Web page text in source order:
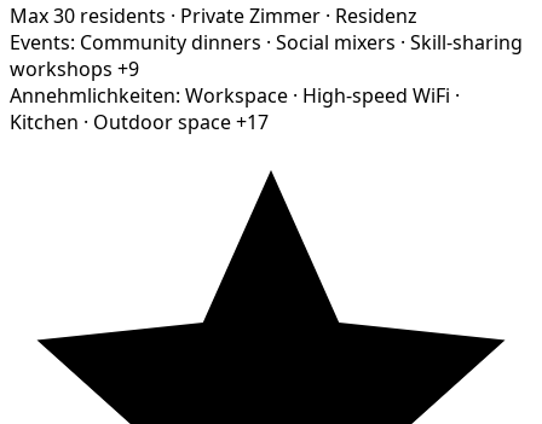
Max 30 residents · Private Zimmer · Residenz
Events: Community dinners · Social mixers · Skill-sharing
workshops +9
Annehmlichkeiten: Workspace · High-speed WiFi ·
Kitchen · Outdoor space+17